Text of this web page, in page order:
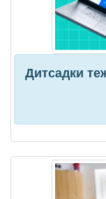
Дитсадки